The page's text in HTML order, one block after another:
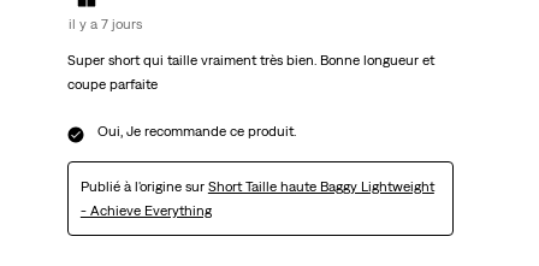
il y a 7 jours
Super short qui taille vraiment très bien. Bonne longueur et
coupe parfaite
Oui, Je recommande ce produit.
Publié à l'origine sur Short Taille haute Baggy Lightweight
- Achieve Everything